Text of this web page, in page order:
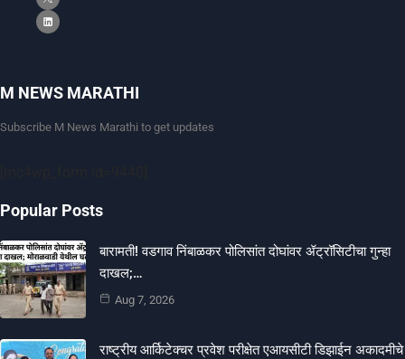
M NEWS MARATHI
Subscribe M News Marathi to get updates
Popular Posts
बारामती! वडगाव निंबाळकर पोलिसांत दोघांवर ॲट्रॉसिटीचा गुन्हा
दाखल;…
Aug 7, 2026
राष्ट्रीय आर्किटेक्चर प्रवेश परीक्षेत एआयसीटी डिझाईन अकादमीचे